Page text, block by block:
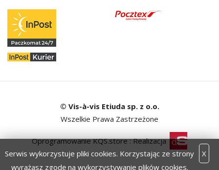
© Vis-à-vis Etiuda sp. z o.o.
Wszelkie Prawa Zastrzeżone
Oprogramowanie KQS.store:Realizacja
Serwis wykorzystuje pliki cookies. Korzystając ze strony
wyrażasz zgodę na wykorzystywanie plików cookies.
X